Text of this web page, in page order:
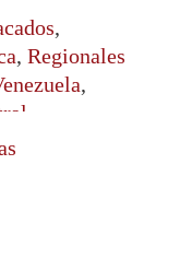
,
, Regionales
,